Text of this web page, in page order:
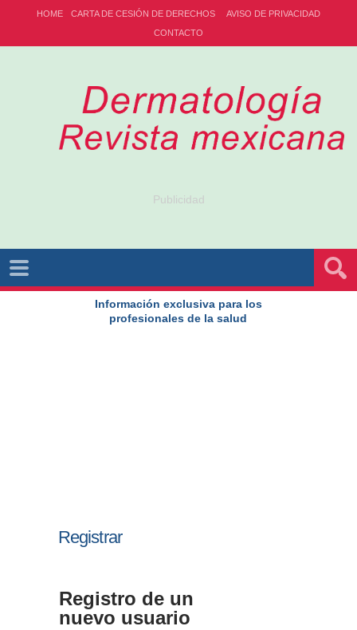
HOME CARTA DE CESIÓN DE DERECHOS
AVISO DE PRIVACIDAD
CONTACTO
Publicidad
Información exclusiva para los
profesionales de la salud
Registrar
Registro de un
nuevo usuario